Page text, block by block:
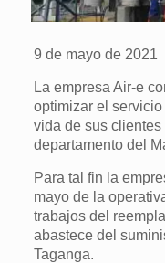
9 de mayo de 2021
La empresa Air-e
optimizar el
vida de sus clientes
departamento del
Para tal fin la
mayo de la
trabajos del
abastece del
Taganga.